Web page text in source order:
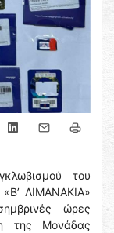
του
ΛΙΜΑΝΑΚΙΑ»
ώρες
της Μονάδας